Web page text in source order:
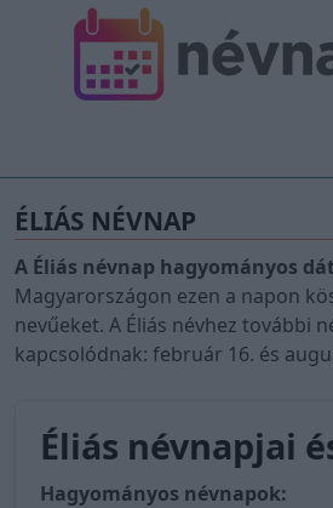
ÉLIÁS NÉVNAP
A Éliás névnap hagyományos
Magyarországon ezen a napon
nevűeket. A Éliás névhez további
kapcsolódnak: február 16. és
Éliás névnapjai
Hagyományos névnapok: